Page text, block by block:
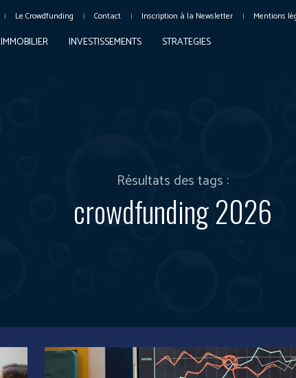
Le Crowdfunding Contact Inscription à la Newsletter Mentions
IMMOBILIER INVESTISSEMENTS STRATEGIES
Résultats des tags :
crowdfunding 2026